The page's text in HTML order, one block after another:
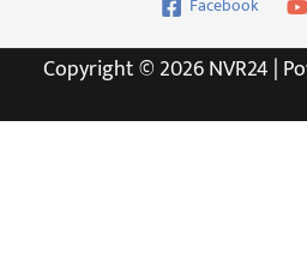
Facebook
Copyright © 2026 NVR24 |